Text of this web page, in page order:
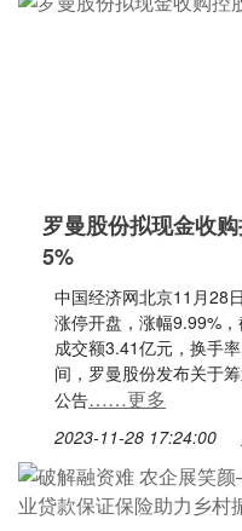
罗曼股份拟现金收
5%
中国经济网北京11月28
涨停开盘，涨幅9.99%
成交额3.41亿元，换手
间，罗曼股份发布关于
公告……更多
2023-11-28 17:24:00